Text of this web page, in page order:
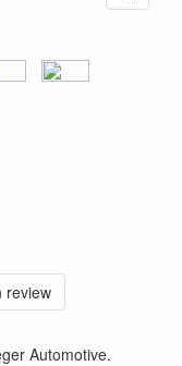
review
Automotive.